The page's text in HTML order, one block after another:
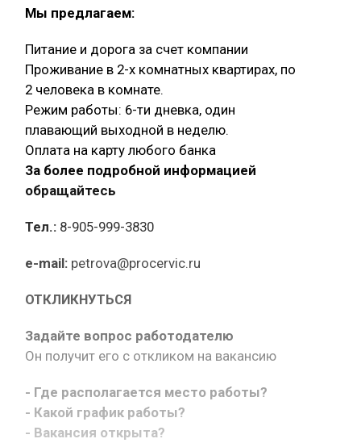
Мы предлагаем:
Питание и дорога за счет компании
Проживание в 2-х комнатных квартирах, по
2 человека в комнате.
Режим работы: 6-ти дневка, один
плавающий выходной в неделю.
Оплата на карту любого банка
За более подробной информацией
обращайтесь
Тел.: 8-905-999-3830
e-mail: petrova@procervic.ru
ОТКЛИКНУТЬСЯ
Задайте вопрос работодателю
Он получит его с откликом на вакансию
- Где располагается место работы?
- Какой график работы?
- Вакансия открыта?